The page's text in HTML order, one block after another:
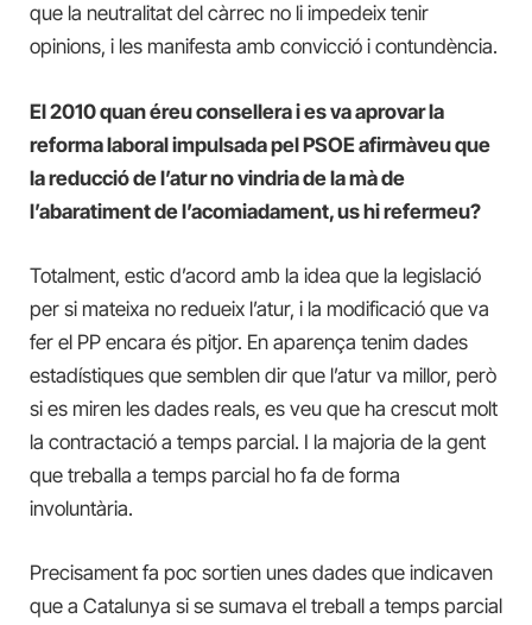
que la neutralitat del càrrec no li impedeix tenir
opinions, i les manifesta amb convicció i contundència.
El 2010 quan éreu consellera i es va aprovar la
reforma laboral impulsada pel PSOE afirmàveu que
la reducció de l’atur no vindria de la mà de
l’abaratiment de l’acomiadament, us hi refermeu?
Totalment, estic d’acord amb la idea que la legislació
per si mateixa no redueix l’atur, i la modificació que va
fer el PP encara és pitjor. En aparença tenim dades
estadístiques que semblen dir que l’atur va millor, però
si es miren les dades reals, es veu que ha crescut molt
la contractació a temps parcial. I la majoria de la gent
que treballa a temps parcial ho fa de forma
involuntària.
Precisament fa poc sortien unes dades que indicaven
que a Catalunya si se sumava el treball a temps parcial